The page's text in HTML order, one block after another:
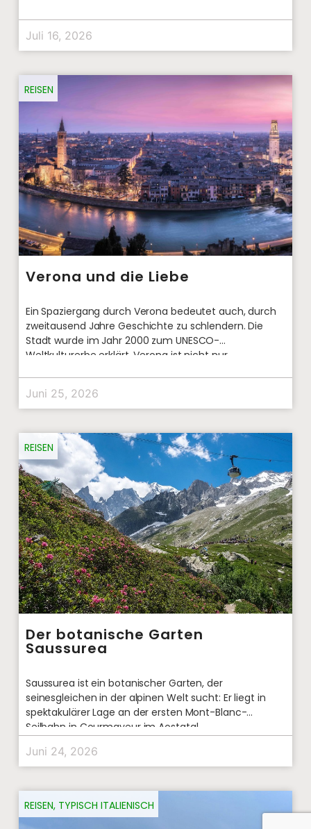
Juli 16, 2026
REISEN
Verona und die Liebe
Ein Spaziergang durch Verona bedeutet auch, durch
zweitausend Jahre Geschichte zu schlendern. Die
Stadt wurde im Jahr 2000 zum UNESCO-
Weltkulturerbe erklärt. Verona ist nicht nur
Juni 25, 2026
REISEN
Der botanische Garten
Saussurea
Saussurea ist ein botanischer Garten, der
seinesgleichen in der alpinen Welt sucht: Er liegt in
spektakulärer Lage an der ersten Mont-Blanc-
Seilbahn in Courmayeur im Aostatal.
Juni 24, 2026
REISEN, TYPISCH ITALIENISCH